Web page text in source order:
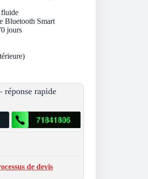
fluide
Bluetooth Smart
jours
rapide
de devis